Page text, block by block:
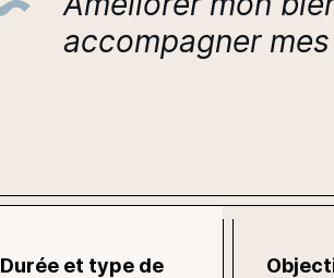
accompagner
Durée et type de